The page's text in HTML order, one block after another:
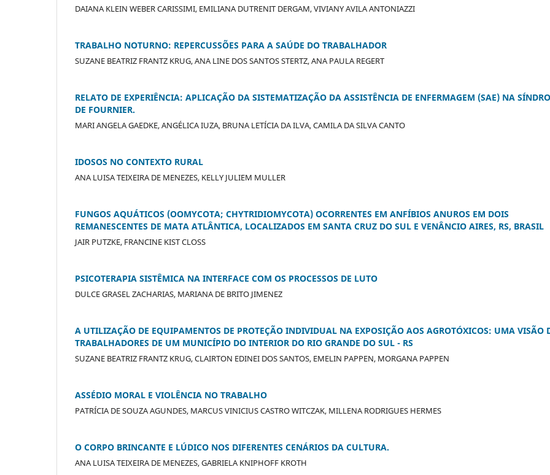
DAIANA KLEIN WEBER CARISSIMI, EMILIANA DUTRENIT DERGAM, VIVIANY AVILA ANTONIAZZI
TRABALHO NOTURNO: REPERCUSSÕES PARA A SAÚDE DO TRABALHADOR
SUZANE BEATRIZ FRANTZ KRUG, ANA LINE DOS SANTOS STERTZ, ANA PAULA REGERT
RELATO DE EXPERIÊNCIA: APLICAÇÃO DA SISTEMATIZAÇÃO DA ASSISTÊNCIA DE ENFERMAGEM (SAE) NA
DE FOURNIER.
MARI ANGELA GAEDKE, ANGÉLICA IUZA, BRUNA LETÍCIA DA ILVA, CAMILA DA SILVA CANTO
IDOSOS NO CONTEXTO RURAL
ANA LUISA TEIXEIRA DE MENEZES, KELLY JULIEM MULLER
FUNGOS AQUÁTICOS (OOMYCOTA; CHYTRIDIOMYCOTA) OCORRENTES EM ANFÍBIOS ANUROS EM DOIS
REMANESCENTES DE MATA ATLÂNTICA, LOCALIZADOS EM SANTA CRUZ DO SUL E VENÂNCIO AIRES, RS, BRASIL
JAIR PUTZKE, FRANCINE KIST CLOSS
PSICOTERAPIA SISTÊMICA NA INTERFACE COM OS PROCESSOS DE LUTO
DULCE GRASEL ZACHARIAS, MARIANA DE BRITO JIMENEZ
A UTILIZAÇÃO DE EQUIPAMENTOS DE PROTEÇÃO INDIVIDUAL NA EXPOSIÇÃO AOS AGROTÓXICOS: UMA VISÃO
TRABALHADORES DE UM MUNICÍPIO DO INTERIOR DO RIO GRANDE DO SUL - RS
SUZANE BEATRIZ FRANTZ KRUG, CLAIRTON EDINEI DOS SANTOS, EMELIN PAPPEN, MORGANA PAPPEN
ASSÉDIO MORAL E VIOLÊNCIA NO TRABALHO
PATRÍCIA DE SOUZA AGUNDES, MARCUS VINICIUS CASTRO WITCZAK, MILLENA RODRIGUES HERMES
O CORPO BRINCANTE E LÚDICO NOS DIFERENTES CENÁRIOS DA CULTURA.
ANA LUISA TEIXEIRA DE MENEZES, GABRIELA KNIPHOFF KROTH